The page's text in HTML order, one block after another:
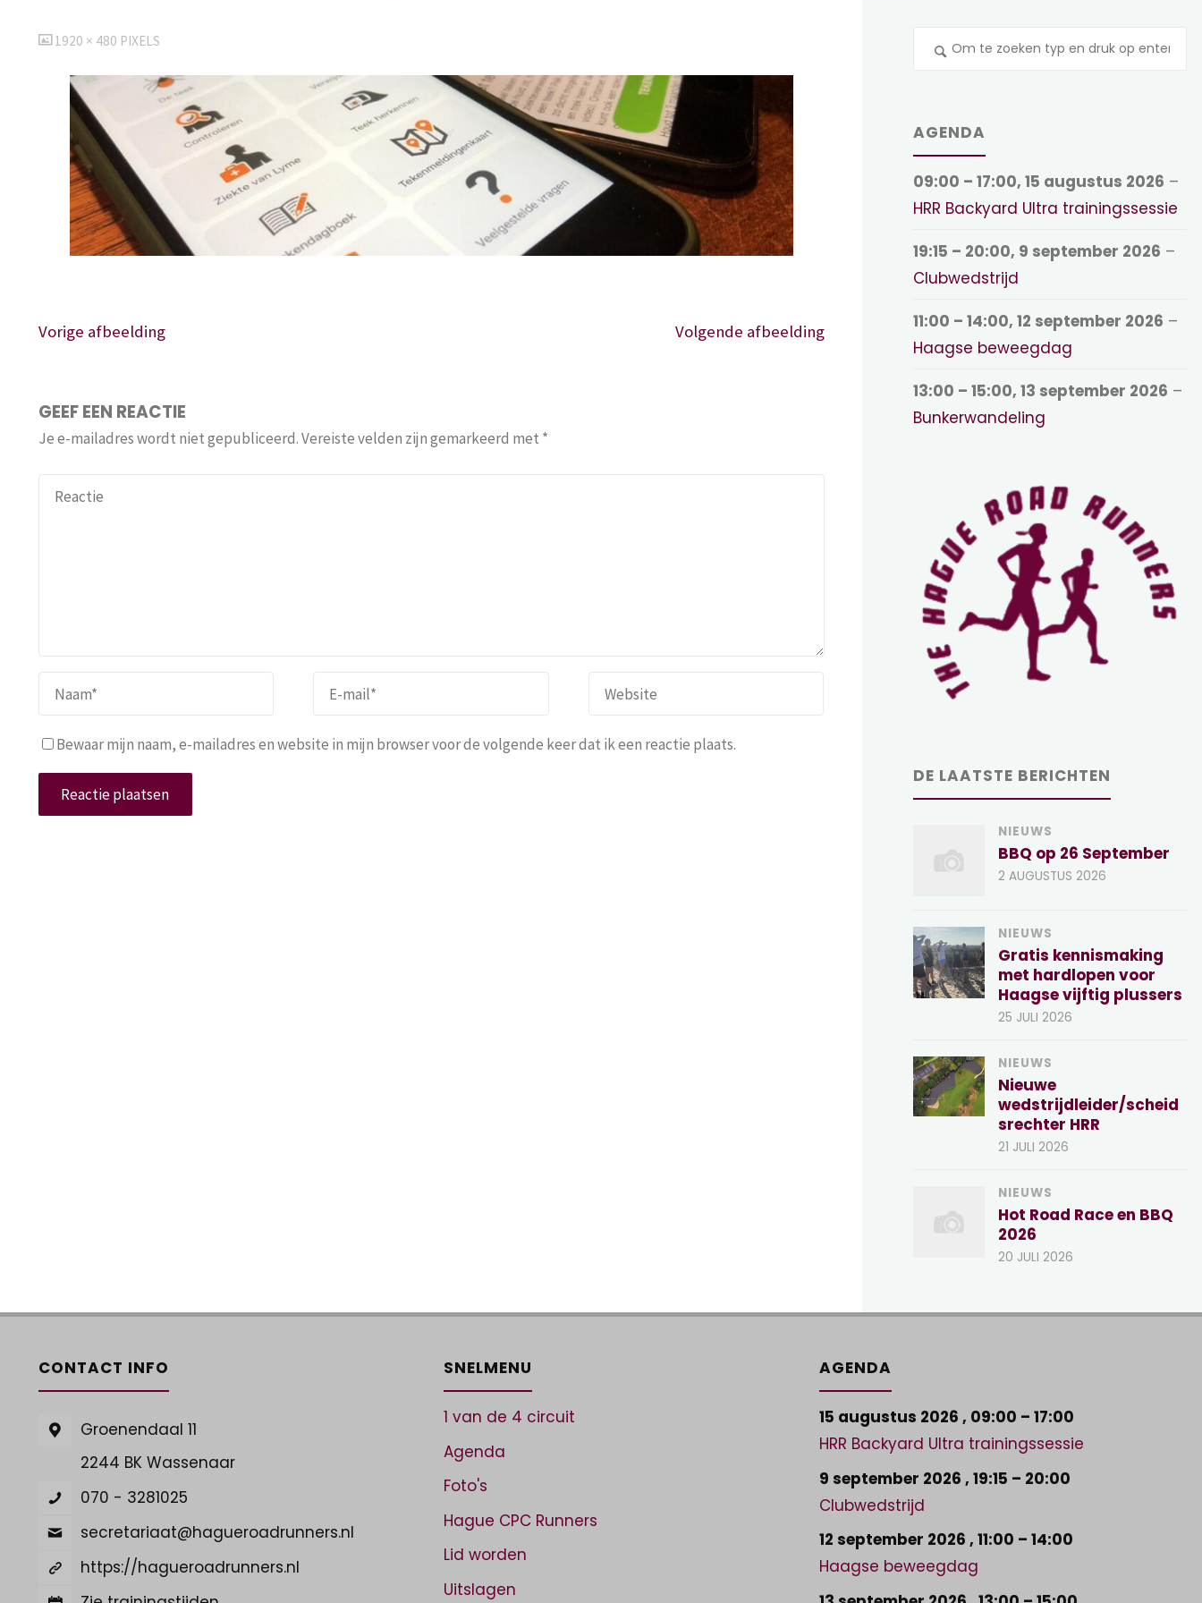
VOLLEDIGE
1920 × 480 PIXELS
Vorige afbeelding Volgende afbeelding
GEEF EEN REACTIE
Je e-mailadres wordt niet gepubliceerd.Vereiste velden zijn gemarkeerd met *
Bewaar mijn naam, e-mailadres en website in mijn browser voor de volgende keer dat ik een reactie plaats.
AGENDA
09:00 – 17:00,15 augustus 2026 –
HRR Backyard Ultra trainingssessie
19:15 – 20:00, 9 september 2026 –
Clubwedstrijd
11:00 – 14:00,12 september 2026 –
Haagse beweegdag
13:00 – 15:00,13 september 2026 –
Bunkerwandeling
DE LAATSTE BERICHTEN
NIEUWS
BBQ op 26 September
2 AUGUSTUS 2026
NIEUWS
Gratis kennismaking
met hardlopen voor
Haagse vijftig plussers
25 JULI 2026
NIEUWS
Nieuwe
wedstrijdleider/scheid
srechter HRR
21 JULI 2026
NIEUWS
Hot Road Race en BBQ
2026
20 JULI 2026
CONTACT INFO
Groenendaal 11
2244 BK Wassenaar
070 - 3281025
secretariaat@hagueroadrunners.nl
https://hagueroadrunners.nl
SNELMENU
1 van de 4 circuit
Agenda
Foto's
Hague CPC Runners
Lid worden
Uitslagen
AGENDA
15 augustus 2026 , 09:00 – 17:00
HRR Backyard Ultra trainingssessie
9 september 2026 , 19:15 – 20:00
Clubwedstrijd
12 september 2026 , 11:00 – 14:00
Haagse beweegdag